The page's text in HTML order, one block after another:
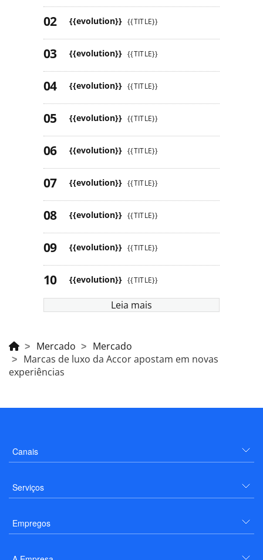
{{evolution}} {{TITLE}}
{{evolution}} {{TITLE}}
{{evolution}} {{TITLE}}
{{evolution}} {{TITLE}}
{{evolution}} {{TITLE}}
{{evolution}} {{TITLE}}
{{evolution}} {{TITLE}}
{{evolution}} {{TITLE}}
{{evolution}} {{TITLE}}
Leia mais
Mercado
Mercado
Marcas de luxo da Accor apostam em novas
experiências
Canais
Serviços
Empregos